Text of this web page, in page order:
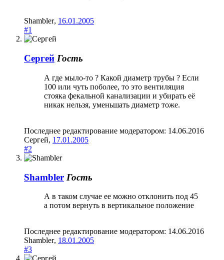
Shambler, 16.01.2005
#1
Сергей Гость
А где мыло-то ? Какой диаметр трубы ? Если
100 или чуть поболее, то это вентиляция
стояка фекальной канализации и убирать её
никак нельзя, уменьшать диаметр тоже.
Последнее редактирование модератором: 14.06.2016
Сергей, 17.01.2005
#2
Shambler Гость
А в таком случае ее можно отклонить под 45
а потом вернуть в вертикальное положение
Последнее редактирование модератором: 14.06.2016
Shambler, 18.01.2005
#3